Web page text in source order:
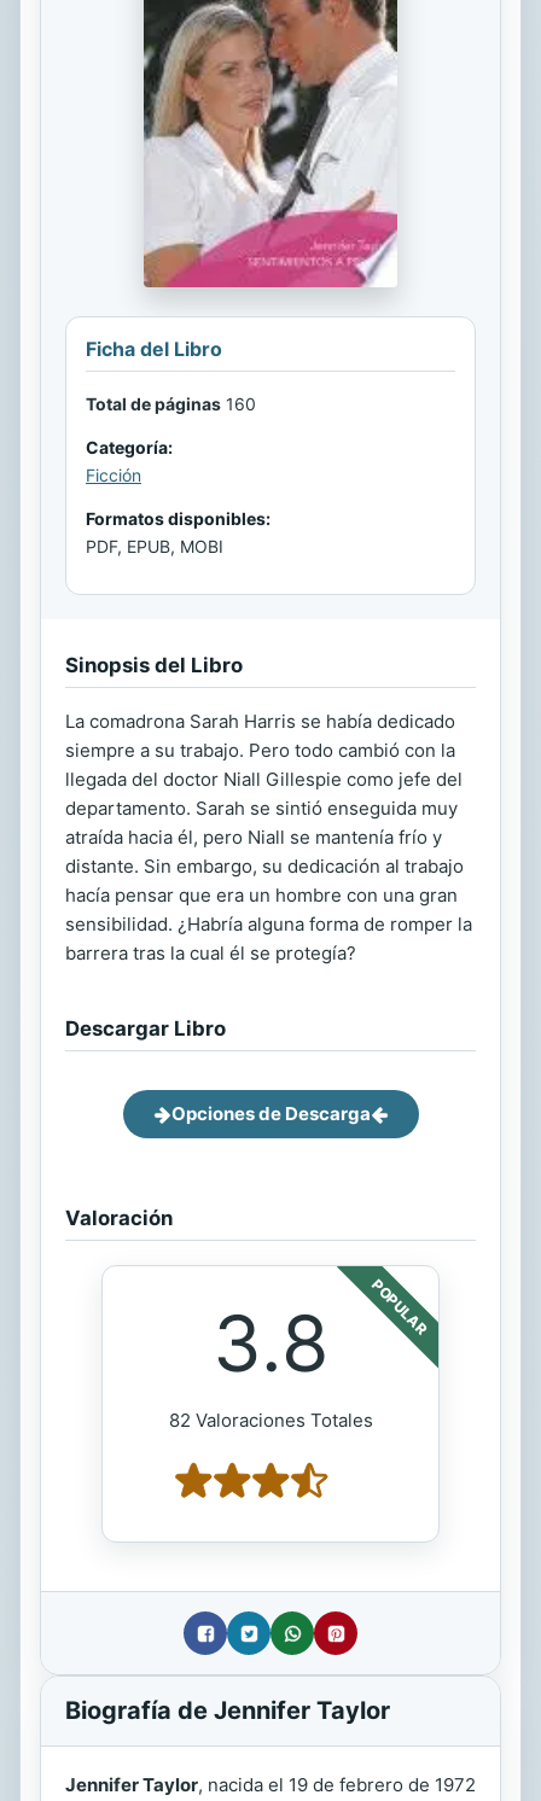
Ficha del Libro
Total de páginas 160
Categoría:
Ficción
Formatos disponibles:
PDF, EPUB, MOBI
Sinopsis del Libro
La comadrona Sarah Harris se había dedicado
siempre a su trabajo. Pero todo cambió con la
llegada del doctor Niall Gillespie como jefe del
departamento. Sarah se sintió enseguida muy
atraída hacia él, pero Niall se mantenía frío y
distante. Sin embargo, su dedicación al trabajo
hacía pensar que era un hombre con una gran
sensibilidad. ¿Habría alguna forma de romper la
barrera tras la cual él se protegía?
Descargar Libro
Opciones de Descarga
Valoración
POPULAR
3.8
82 Valoraciones Totales
Biografía de Jennifer Taylor
Jennifer Taylor, nacida el 19 de febrero de 1972